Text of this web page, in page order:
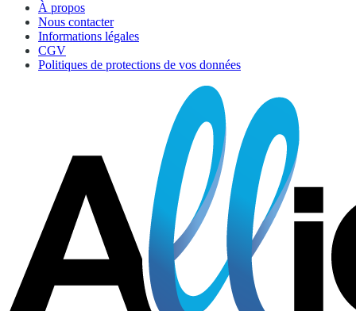
À propos
Nous contacter
Informations légales
CGV
Politiques de protections de vos données